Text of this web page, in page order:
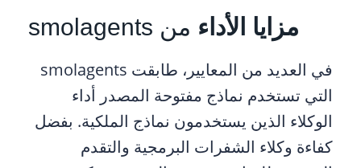
مزايا الأداء من smolagents
في العديد من المعايير، طابقت smolagents
التي تستخدم نماذج مفتوحة المصدر أداء
الوكلاء الذين يستخدمون نماذج الملكية. بفضل
كفاءة وكلاء الشفرات البرمجية والتقدم